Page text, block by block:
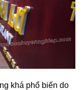
khá phổ biến do